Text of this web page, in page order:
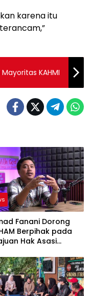
karena itu
KAHMI
Fanani Dorong
Berpihak pada
Hak Asasi